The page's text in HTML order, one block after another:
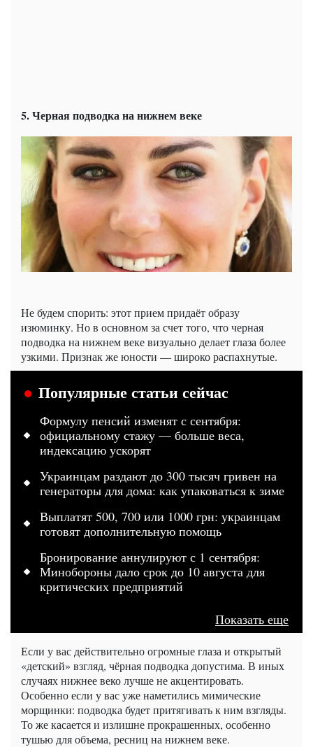
5. Черная подводка на нижнем веке
Не будем спорить: этот прием придаёт образу
изюминку. Но в основном за счет того, что черная
подводка на нижнем веке визуально делает глаза более
узкими. Признак же юности — широко распахнутые.
Популярные статьи сейчас
Формулу пенсий изменят с сентября:
официальному стажу — больше веса,
индексацию ускорят
Украинцам раздают до 300 тысяч гривен на
генераторы для дома: как упаковаться к зиме
Выплатят 500, 700 или 1000 грн: украинцам
готовят дополнительную помощь
Бронирование аннулируют с 1 сентября:
Минобороны дало срок до 10 августа для
критических предприятий
Показать еще
Если у вас действительно огромные глаза и открытый
«детский» взгляд, чёрная подводка допустима. В иных
случаях нижнее веко лучше не акцентировать.
Особенно если у вас уже наметились мимические
морщинки: подводка будет притягивать к ним взгляды.
То же касается и излишне прокрашенных, особенно
тушью для объема, ресниц на нижнем веке.